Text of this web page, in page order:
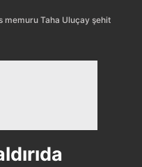
memuru Taha Uluçay şehit